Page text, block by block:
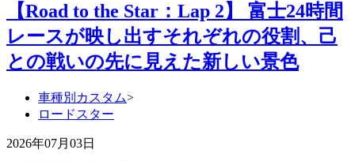
【Road to the Star：Lap 2】 富士24時間
レースが映し出すそれぞれの役割、己
との戦いの先に見えた新しい景色
車種別カスタム>
ロードスター
2026年07月03日